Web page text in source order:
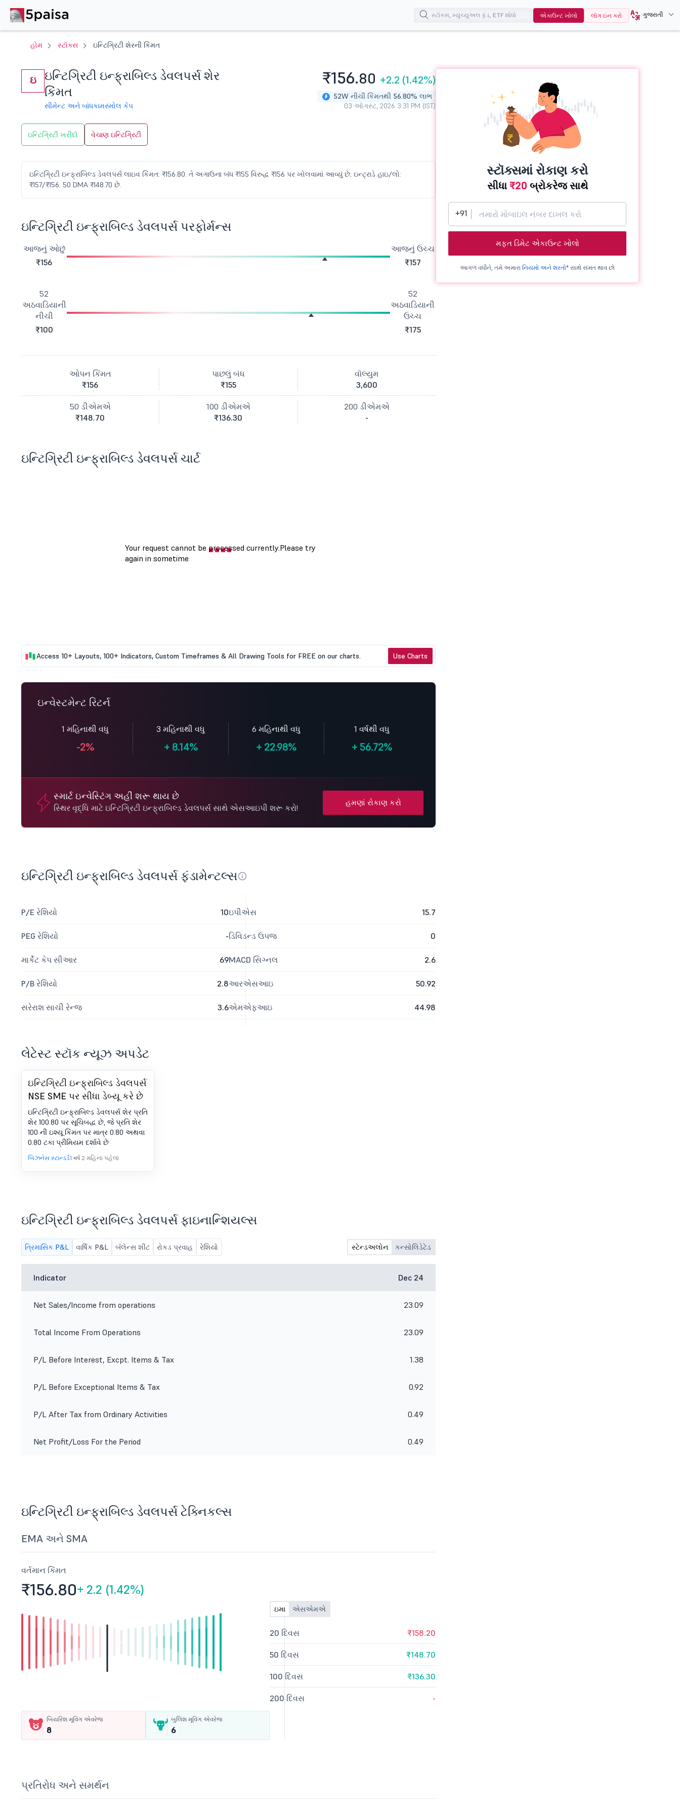
એકાઉન્ટ ખોલો લૉગ ઇન કરો ગુજરાતી
હોમ સ્ટૉક્સ ઇન્ટિગ્રિટી શેરની કિંમત
ઇ
ઇન્ટિગ્રિટી ઇન્ફ્રાબિલ્ડ ડેવલપર્સ શેર
કિંમત
સીમેન્ટ અને બાંધકામસ્મોલ કેપ
₹156.80 +2.2 (1.42%)
52W નીચી કિંમતથી 56.80% લાભ
03 ઑગસ્ટ, 2026 3:31 PM (IST)
ઇન્ટિગ્રિટી ખરીદો વેચાણ ઇન્ટિગ્રિટી
ઇન્ટિગ્રિટી ઇન્ફ્રાબિલ્ડ ડેવલપર્સ લાઇવ કિંમત: ₹156.80. તે અગાઉના બંધ ₹155 વિરુદ્ધ ₹156 પર ખોલવામાં આવ્યું છે; ઇન્ટ્રાડે હાઇ/લો:
₹157/₹156. 50 DMA ₹148.70 છે.
ઇન્ટિગ્રિટી ઇન્ફ્રાબિલ્ડ ડેવલપર્સ પરફોર્મન્સ
આજનું ઓછું
₹156
આજનું ઉચ્ચ
₹157
52
અઠવાડિયાની
નીચી
₹100
52
અઠવાડિયાની
ઉચ્ચ
₹175
ઓપન કિંમત
₹156
પાછલું બંધ
₹155
વૉલ્યુમ
3,600
50 ડીએમએ
₹148.70
100 ડીએમએ
₹136.30
200 ડીએમએ
-
ઇન્ટિગ્રિટી ઇન્ફ્રાબિલ્ડ ડેવલપર્સ ચાર્ટ
Access 10+ Layouts, 100+ Indicators, Custom Timeframes & All Drawing Tools for FREE on our charts. Use Charts
ઇન્વેસ્ટમેન્ટ રિટર્ન
1 મહિનાથી વધુ
-2%
3 મહિનાથી વધુ
+8.14%
6 મહિનાથી વધુ
+ 22.98%
1 વર્ષથી વધુ
+ 56.72%
સ્માર્ટ ઇન્વેસ્ટિંગ અહીં શરૂ થાય છે
સ્થિર વૃદ્ધિ માટે ઇન્ટિગ્રિટી ઇન્ફ્રાબિલ્ડ ડેવલપર્સ સાથે એસઆઇપી શરૂ કરો!
હમણાં રોકાણ કરો
ઇન્ટિગ્રિટી ઇન્ફ્રાબિલ્ડ ડેવલપર્સ ફંડામેન્ટલ્સ
P/E રેશિયો 10
PEG રેશિયો -
માર્કેટ કેપ સીઆર 69
P/B રેશિયો 2.8
સરેરાશ સાચી રેન્જ 3.6
ઇપીએસ 15.7
ડિવિડન્ડ ઉપજ 0
MACD સિગ્નલ 2.6
આરએસઆઇ 50.92
એમએફઆઇ 44.98
લેટેસ્ટ સ્ટૉક ન્યૂઝ અપડેટ
ઇન્ટિગ્રિટી ઇન્ફ્રાબિલ્ડ ડેવલપર્સ
NSE SME પર સીધા ડેબ્યૂ કરે છે
ઇન્ટિગ્રિટી ઇન્ફ્રાબિલ્ડ ડેવલપર્સ શેર પ્રતિ
શેર 100.80 પર સૂચિબદ્ધ છે, જે પ્રતિ શેર
100 ની ઇશ્યૂ કિંમત પર માત્ર 0.80 અથવા
0.80 ટકા પ્રીમિયમ દર્શાવે છે
બિઝનેસ સ્ટાન્ડર્ડ1 વર્ષ 2 મહિના પહેલાં
ઇન્ટિગ્રિટી ઇન્ફ્રાબિલ્ડ ડેવલપર્સ ફાઇનાન્શિયલ્સ
ત્રિમાસિક P&L વાર્ષિક P&L બૅલેન્સ શીટ રોકડ પ્રવાહ રેશિયો સ્ટેન્ડઅલોન કન્સોલિડેટેડ
Indicator Dec 24
Net Sales/Income from operations 23.09
Total Income From Operations 23.09
P/L Before Interest, Excpt. Items & Tax 1.38
P/L Before Exceptional Items & Tax 0.92
P/L After Tax from Ordinary Activities 0.49
Net Profit/Loss For the Period 0.49
ઇન્ટિગ્રિટી ઇન્ફ્રાબિલ્ડ ડેવલપર્સ ટેક્નિકલ્સ
EMA અને SMA
વર્તમાન કિંમત
₹156.80+ 2.2 (1.42%)
બિયરિશ મૂવિંગ એવરેજ
8
બુલિશ મૂવિંગ એવરેજ
6
ઇમા એસએમએ
20 દિવસ ₹158.20
50 દિવસ ₹148.70
100 દિવસ ₹136.30
200 દિવસ -
પ્રતિરોધ અને સમર્થન
સ્ટૉક્સમાં રોકાણ કરો
સીધા ₹20 બ્રોકરેજ સાથે
+91
મફત ડિમેટ એકાઉન્ટ ખોલો
આગળ વધીને, તમે અમારા નિયમો અને શરતો* સાથે સંમત થાવ છો